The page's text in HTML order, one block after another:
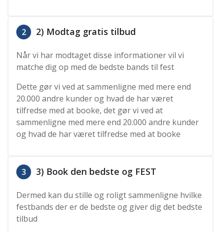
2 2) Modtag gratis tilbud
Når vi har modtaget disse informationer vil vi
matche dig op med de bedste bands til fest
Dette gør vi ved at sammenligne med mere end
20.000 andre kunder og hvad de har været
tilfredse med at booke, det gør vi ved at
sammenligne med mere end 20.000 andre kunder
og hvad de har været tilfredse med at booke
3 3) Book den bedste og FEST
Dermed kan du stille og roligt sammenligne hvilke
festbands der er de bedste og giver dig det bedste
tilbud